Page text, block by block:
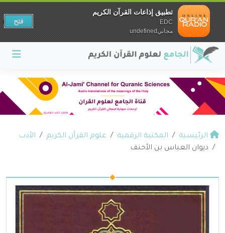
الرئيسية المكتبة الرقمية علوم القرآن الكريم
الأدب
ديوان العباس بن الأحنف
تطبيق إذاعات القرآن الكريم
EDC
مجانيundefined
فتح